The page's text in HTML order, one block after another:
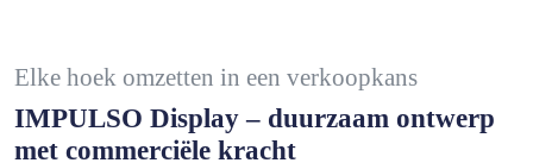
Elke hoek omzetten in een verkoopkans
IMPULSO Display – duurzaam ontwerp
met commerciële kracht